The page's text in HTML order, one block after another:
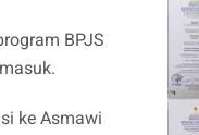
BPJS
ke Asmawi